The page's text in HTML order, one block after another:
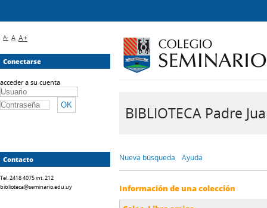
BIBLIOTECA Padre
Nueva búsqueda Ayuda
Información de una colección
A- A A+
Conectarse
acceder a su cuenta
Contacto
Tel. 2418 4075 int. 212
biblioteca@seminario.edu.uy